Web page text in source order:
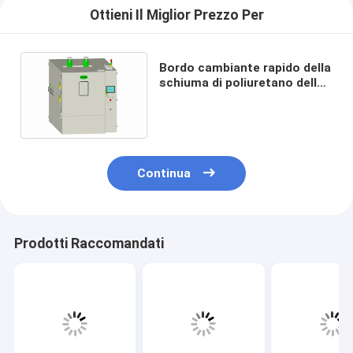
Ottieni Il Miglior Prezzo Per
Bordo cambiante rapido della
schiuma di poliuretano della
Continua
Prodotti Raccomandati